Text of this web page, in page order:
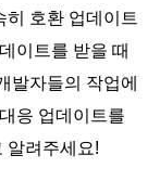
히 호환 업데이트
이트를 받을 때
발자들의 작업에
응 업데이트를
알려주세요!